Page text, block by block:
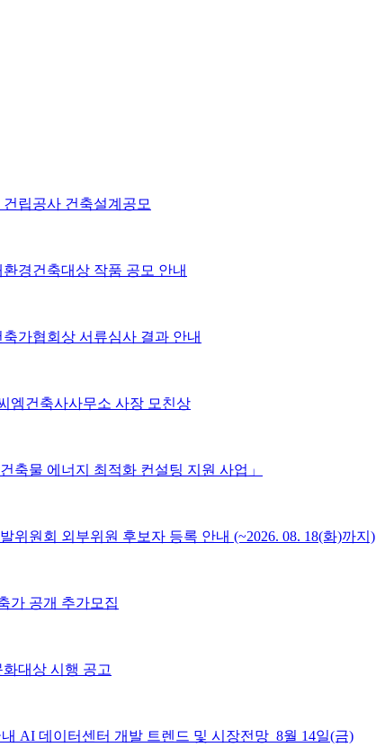
립공사 건축설계공모
경건축대상 작품 공모 안내
축가협회상 서류심사 결과 안내
엠건축사사무소 사장 모친상
축물 에너지 최적화 컨설팅 지원 사업」
위원회 외부위원 후보자 등록 안내 (~2026. 08. 18(화)까지)
가 공개 추가모집
대상 시행 공고
내 AI 데이터센터 개발 트렌드 및 시장전망_8월 14일(금)